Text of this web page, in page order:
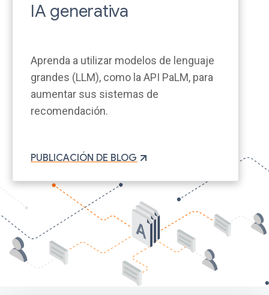
IA generativa
Aprenda a utilizar modelos de lenguaje
grandes (LLM), como la API PaLM, para
aumentar sus sistemas de
recomendación.
PUBLICACIÓN DE BLOG